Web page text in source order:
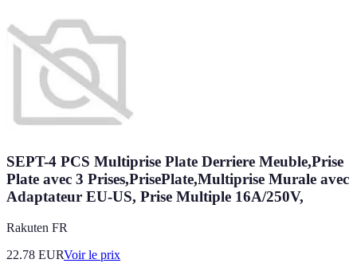
SEPT-4 PCS Multiprise Plate Derriere Meuble,Prise
Plate avec 3 Prises,PrisePlate,Multiprise Murale avec
Adaptateur EU-US, Prise Multiple 16A/250V,
Rakuten FR
22.78 EURVoir le prix